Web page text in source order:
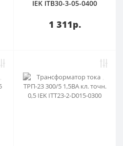
IEK ITB30-3-05-0400
1 311р.